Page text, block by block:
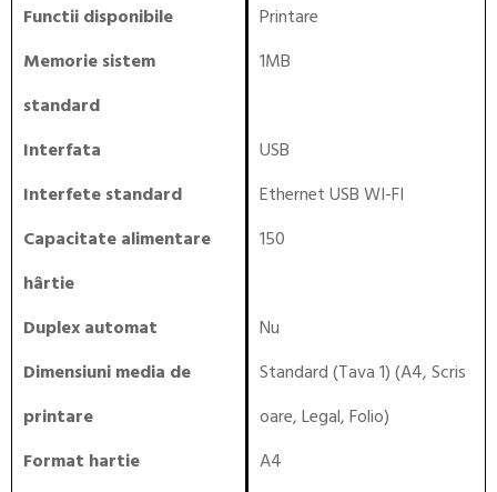
Functii disponibile
Printare
Memorie sistem
standard
1MB
Interfata
USB
Interfete standard
Ethernet USB WI-FI
Capacitate alimentare
hârtie
150
Duplex automat
Nu
Dimensiuni media de
printare
Standard (Tava 1) (A4, Scris
oare, Legal, Folio)
Format hartie
A4